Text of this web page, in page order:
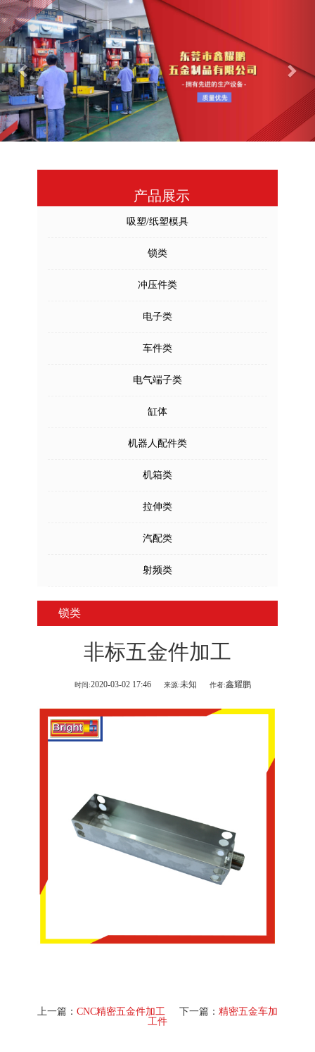
Previous
产品展示
吸塑/纸塑模具
锁类
冲压件类
电子类
车件类
电气端子类
缸体
机器人配件类
机箱类
拉伸类
汽配类
射频类
锁类
非标五金件加工
时间:2020-03-02 17:46 来源:未知 作者:鑫耀鹏
上一篇： CNC精密五金件加工 下一篇： 精密五金车加
工件